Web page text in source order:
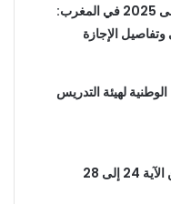
عطلة عيد الأضحى 2025 في المغرب:
الإجازة
الوطنية لهيئة التدريس
إلى 28